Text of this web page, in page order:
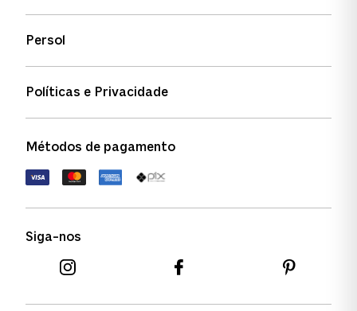
Status de pedidos
Política de garantia
FAQs
Persol
Políticas e Privacidade
Política de devolução
Termos de uso
Métodos de pagamento
Siga-nos